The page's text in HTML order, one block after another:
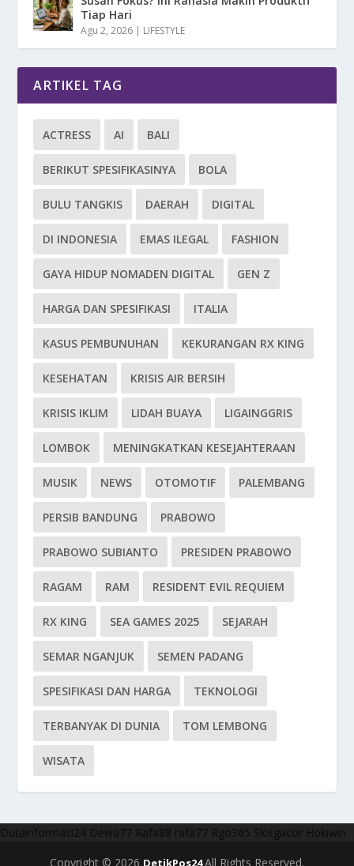
Tiap Hari
Agu 2, 2026 | LIFESTYLE
ARTIKEL TAG
ACTRESS AI BALI
BERIKUT SPESIFIKASINYA BOLA
BULU TANGKIS DAERAH DIGITAL
DI INDONESIA EMAS ILEGAL FASHION
GAYA HIDUP NOMADEN DIGITAL GEN Z
HARGA DAN SPESIFIKASI ITALIA
KASUS PEMBUNUHAN KEKURANGAN RX KING
KESEHATAN KRISIS AIR BERSIH
KRISIS IKLIM LIDAH BUAYA LIGAINGGRIS
LOMBOK MENINGKATKAN KESEJAHTERAAN
MUSIK NEWS OTOMOTIF PALEMBANG
PERSIB BANDUNG PRABOWO
PRABOWO SUBIANTO PRESIDEN PRABOWO
RAGAM RAM RESIDENT EVIL REQUIEM
RX KING SEA GAMES 2025 SEJARAH
SEMAR NGANJUK SEMEN PADANG
SPESIFIKASI DAN HARGA TEKNOLOGI
TERBANYAK DI DUNIA TOM LEMBONG
WISATA
Dutainformasi24 Dewa77 Rafa88 rafa77 Rgo365 Slotgacor Hokiwin
Copyright © 2026 DetikPos24All Rights Reserved.